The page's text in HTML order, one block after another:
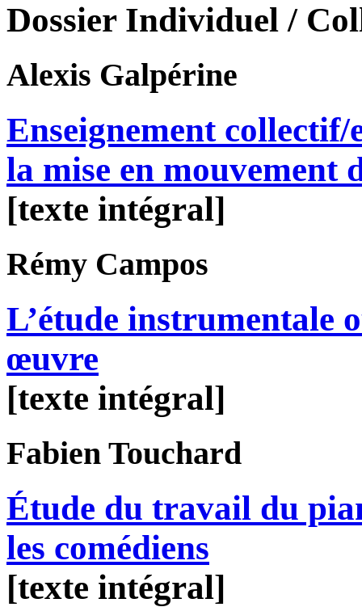
Dossier Individuel /
Alexis Galpérine
Enseignement
la mise en mouvement
[texte intégral]
Rémy Campos
L’étude instrumentale
œuvre
[texte intégral]
Fabien Touchard
Étude du travail du
les comédiens
[texte intégral]